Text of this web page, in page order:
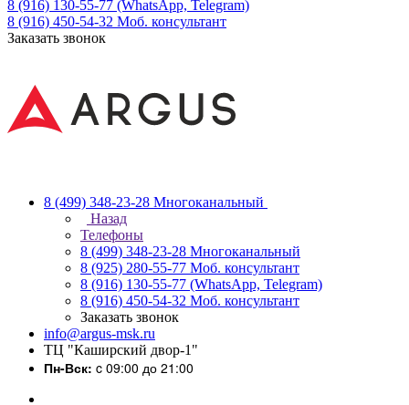
8 (916) 130-55-77 (WhatsApp, Telegram)
8 (916) 450-54-32 Моб. консультант
Заказать звонок
8 (499) 348-23-28 Многоканальный
Назад
Телефоны
8 (499) 348-23-28 Многоканальный
8 (925) 280-55-77 Моб. консультант
8 (916) 130-55-77 (WhatsApp, Telegram)
8 (916) 450-54-32 Моб. консультант
Заказать звонок
info@argus-msk.ru
ТЦ "Каширский двор-1"
Пн-Вск: c 09:00 до 21:00